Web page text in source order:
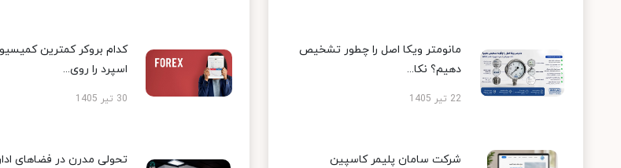
مانومتر ویکا اصل را چطور تشخیص
دهیم؟ نکا...
22 تیر 1405
شرکت سامان پلیمر کاسپین
کدام بروکر کمترین
اسپرد را روی...
30 تیر 1405
تحولی مدرن در فضاهای